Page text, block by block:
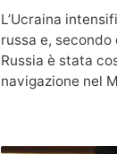
L’Ucraina
russa e,
Russia è stata
navigazione nel